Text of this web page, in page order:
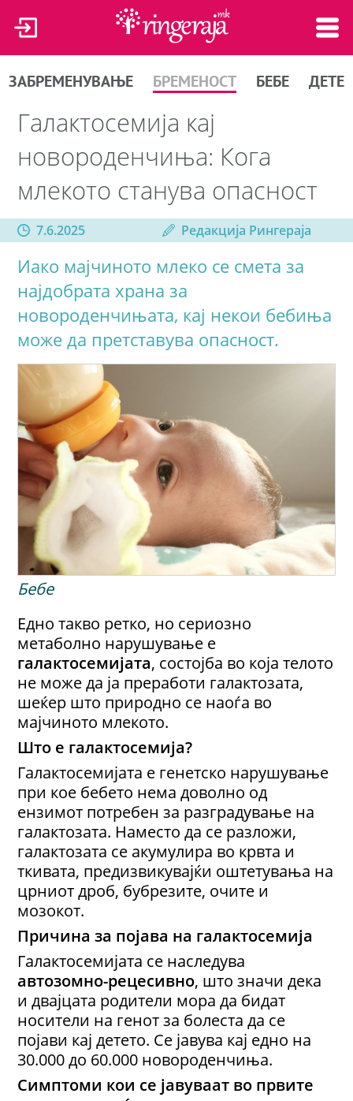
ЗАБРЕМЕНУВАЊЕ БРЕМЕНОСТ БЕБЕ ДЕТЕ
Галактосемија кај
новороденчиња: Кога
млекото станува опасност
7.6.2025 Редакција Рингераја
Иако мајчиното млеко се смета за
најдобрата храна за
новороденчињата, кај некои бебиња
може да претставува опасност.
Бебе
Едно такво ретко, но сериозно
метаболно нарушување е
галактосемијата, состојба во која телото
не може да ја преработи галактозата,
шеќер што природно се наоѓа во
мајчиното млекото.
Што е галактосемија?
Галактосемијата е генетско нарушување
при кое бебето нема доволно од
ензимот потребен за разградување на
галактозата. Наместо да се разложи,
галактозата се акумулира во крвта и
ткивата, предизвикувајќи оштетувања на
црниот дроб, бубрезите, очите и
мозокот.
Причина за појава на галактосемија
Галактосемијата се наследува
автозомно-рецесивно, што значи дека
и двајцата родители мора да бидат
носители на генот за болеста да се
појави кај детето. Се јавува кај едно на
30.000 до 60.000 новороденчиња.
Симптоми кои се јавуваат во првите